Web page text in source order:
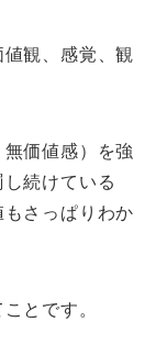
観、感覚、観
価値感）を強
続けている
さっぱりわか
とです。